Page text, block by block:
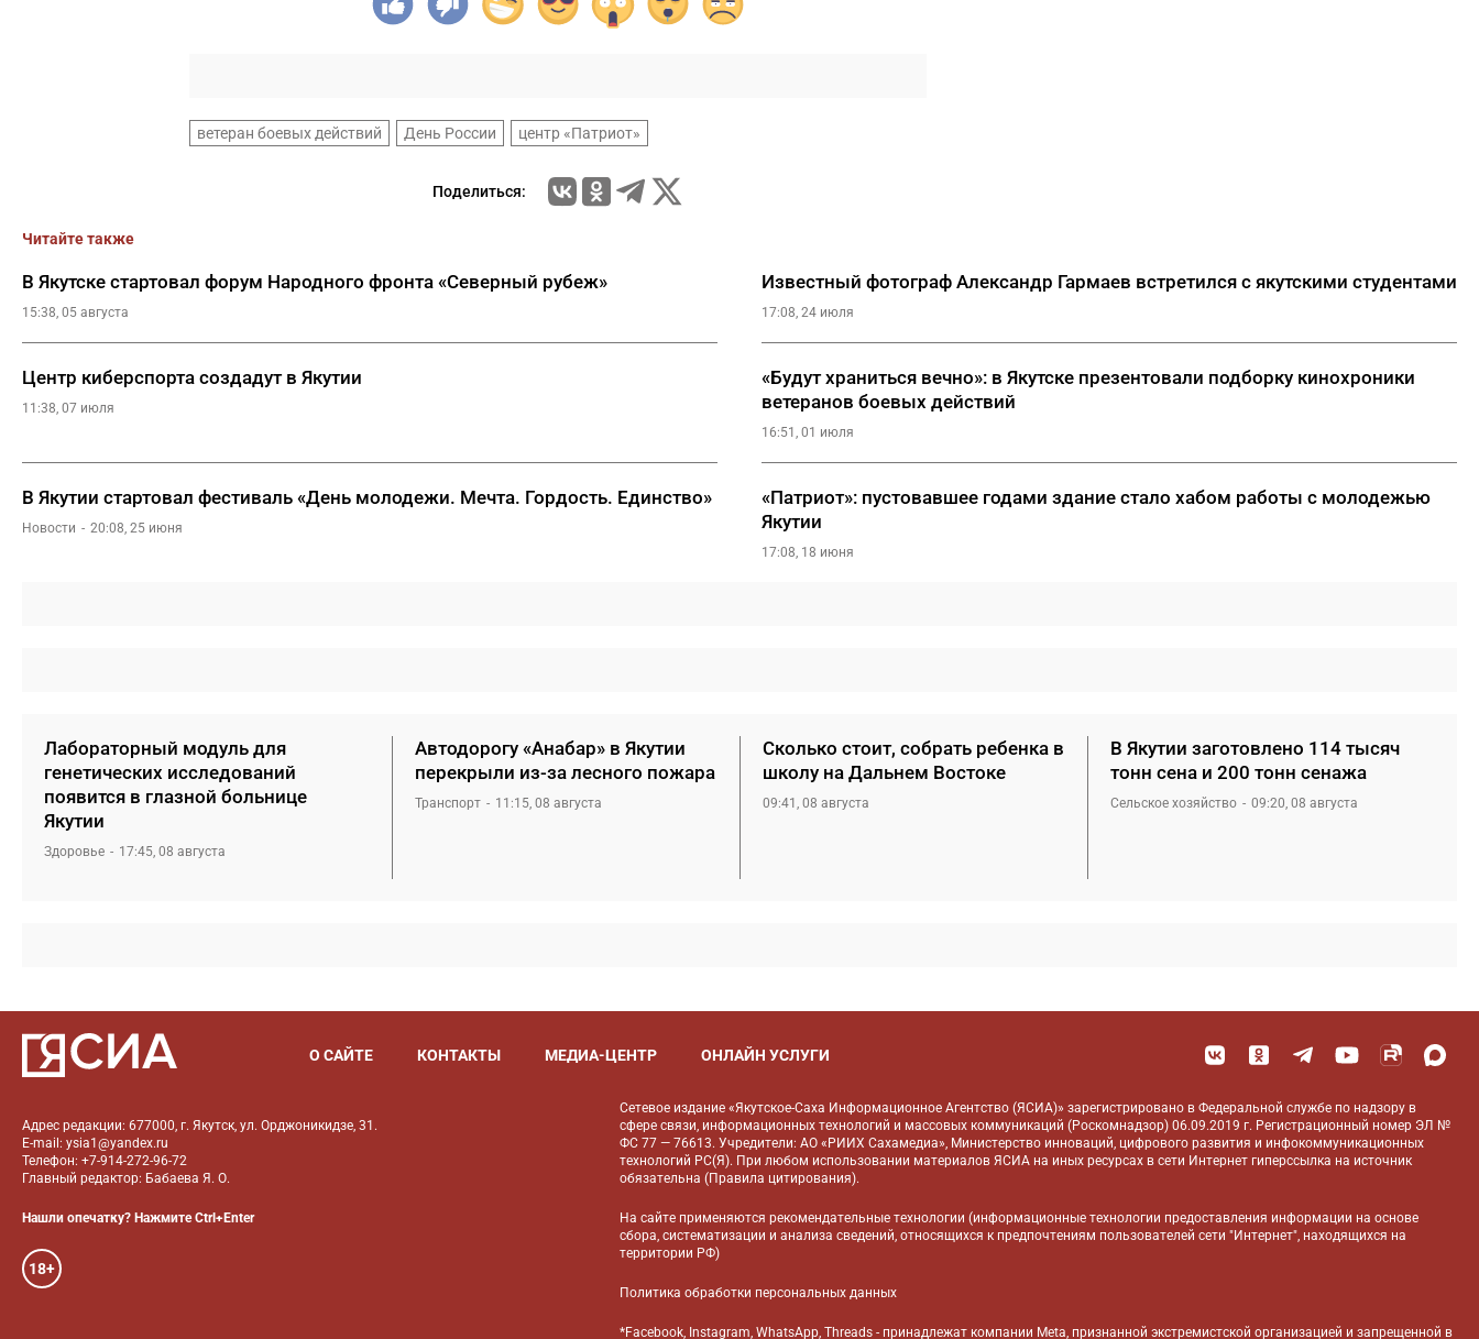
ветеран боевых действий День России центр «Патриот»
Поделиться:
Читайте также
В Якутске стартовал форум Народного фронта «Северный рубеж»
15:38, 05 августа
Известный фотограф Александр Гармаев встретился с якутскими студентами
17:08, 24 июля
Центр киберспорта создадут в Якутии
11:38, 07 июля
«Будут храниться вечно»: в Якутске презентовали подборку кинохроники
ветеранов боевых действий
16:51, 01 июля
В Якутии стартовал фестиваль «День молодежи. Мечта. Гордость. Единство»
Новости 20:08, 25 июня
«Патриот»: пустовавшее годами здание стало хабом работы с молодежью
Якутии
17:08, 18 июня
Лабораторный модуль для
генетических исследований
появится в глазной больнице
Якутии
Здоровье 17:45, 08 августа
Автодорогу «Анабар» в Якутии
перекрыли из-за лесного пожара
Транспорт 11:15, 08 августа
Сколько стоит, собрать ребенка в
школу на Дальнем Востоке
09:41, 08 августа
В Якутии заготовлено 114 тысяч
тонн сена и 200 тонн сенажа
Сельское хозяйство 09:20, 08 августа
О САЙТЕ КОНТАКТЫ МЕДИА-ЦЕНТР ОНЛАЙН УСЛУГИ
Адрес редакции: 677000, г. Якутск, ул. Орджоникидзе, 31.
E-mail: ysia1@yandex.ru
Телефон: +7-914-272-96-72
Главный редактор: Бабаева Я. О.
Нашли опечатку? Нажмите Ctrl+Enter
18+
Сетевое издание «Якутское-Саха Информационное Агентство (ЯСИА)» зарегистрировано в Федеральной службе по надзору в
сфере связи, информационных технологий и массовых коммуникаций (Роскомнадзор) 06.09.2019 г. Регистрационный номер ЭЛ №
ФС 77 — 76613. Учредители: АО «РИИХ Сахамедиа», Министерство инноваций, цифрового развития и инфокоммуникационных
технологий РС(Я). При любом использовании материалов ЯСИА на иных ресурсах в сети Интернет гиперссылка на источник
обязательна (Правила цитирования).
На сайте применяютсярекомендательные технологии (информационные технологии предоставления информации на основе
сбора, систематизации и анализа сведений, относящихся к предпочтениям пользователей сети "Интернет", находящихся на
территории РФ)
Политика обработки персональных данных
*Facebook, Instagram, WhatsApp, Threads - принадлежат компании Meta, признанной экстремистской организацией и запрещенной в